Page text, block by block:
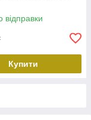
відправки
Купити